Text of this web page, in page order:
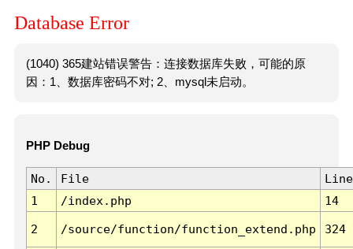
Database Error
(1040) 365建站错误警告：连接数据库失败，可能的原
因：1、数据库密码不对; 2、mysql未启动。
PHP Debug
No. File
Line
1
/index.php 14
2 /source/function/function_extend.php 324